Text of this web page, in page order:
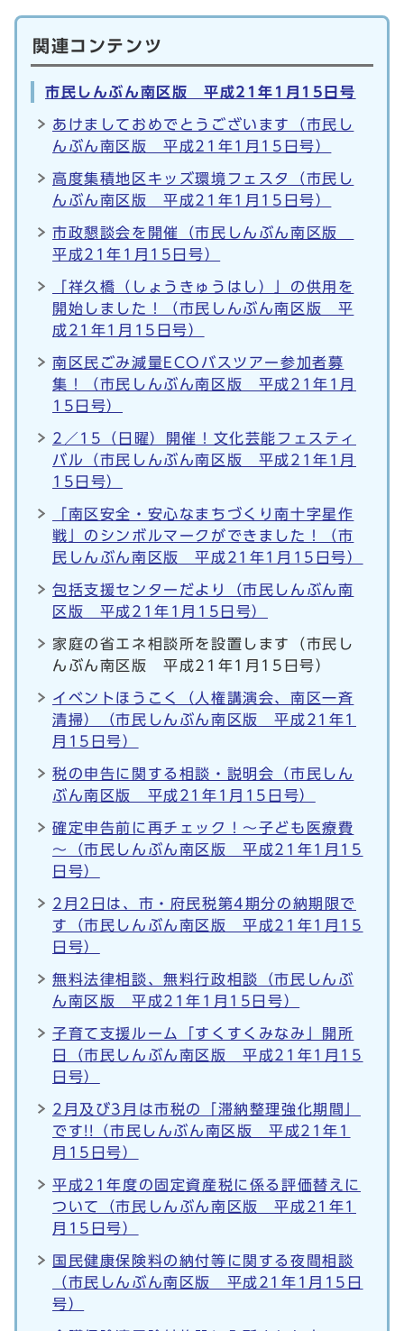
関連コンテンツ
市民しんぶん南区版 平成21年1月15日号
あけましておめでとうございます（市民し
んぶん南区版 平成21年1月15日号）
高度集積地区キッズ環境フェスタ（市民し
んぶん南区版 平成21年1月15日号）
市政懇談会を開催（市民しんぶん南区版
平成21年1月15日号）
「祥久橋（しょうきゅうはし）」の供用を
開始しました！（市民しんぶん南区版 平
成21年1月15日号）
南区民ごみ減量ECOバスツアー参加者募
集！（市民しんぶん南区版 平成21年1月
15日号）
2／15（日曜）開催！文化芸能フェスティ
バル（市民しんぶん南区版 平成21年1月
15日号）
「南区安全・安心なまちづくり南十字星作
戦」のシンボルマークができました！（市
民しんぶん南区版 平成21年1月15日号）
包括支援センターだより（市民しんぶん南
区版 平成21年1月15日号）
家庭の省エネ相談所を設置します（市民し
んぶん南区版 平成21年1月15日号）
イベントほうこく（人権講演会、南区一斉
清掃）（市民しんぶん南区版 平成21年1
月15日号）
税の申告に関する相談・説明会（市民しん
ぶん南区版 平成21年1月15日号）
確定申告前に再チェック！～子ども医療費
～（市民しんぶん南区版 平成21年1月15
日号）
2月2日は、市・府民税第4期分の納期限で
す（市民しんぶん南区版 平成21年1月15
日号）
無料法律相談、無料行政相談（市民しんぶ
ん南区版 平成21年1月15日号）
子育て支援ルーム「すくすくみなみ」開所
日（市民しんぶん南区版 平成21年1月15
日号）
2月及び3月は市税の「滞納整理強化期間」
です!!（市民しんぶん南区版 平成21年1
月15日号）
平成21年度の固定資産税に係る評価替えに
ついて（市民しんぶん南区版 平成21年1
月15日号）
国民健康保険料の納付等に関する夜間相談
（市民しんぶん南区版 平成21年1月15日
号）